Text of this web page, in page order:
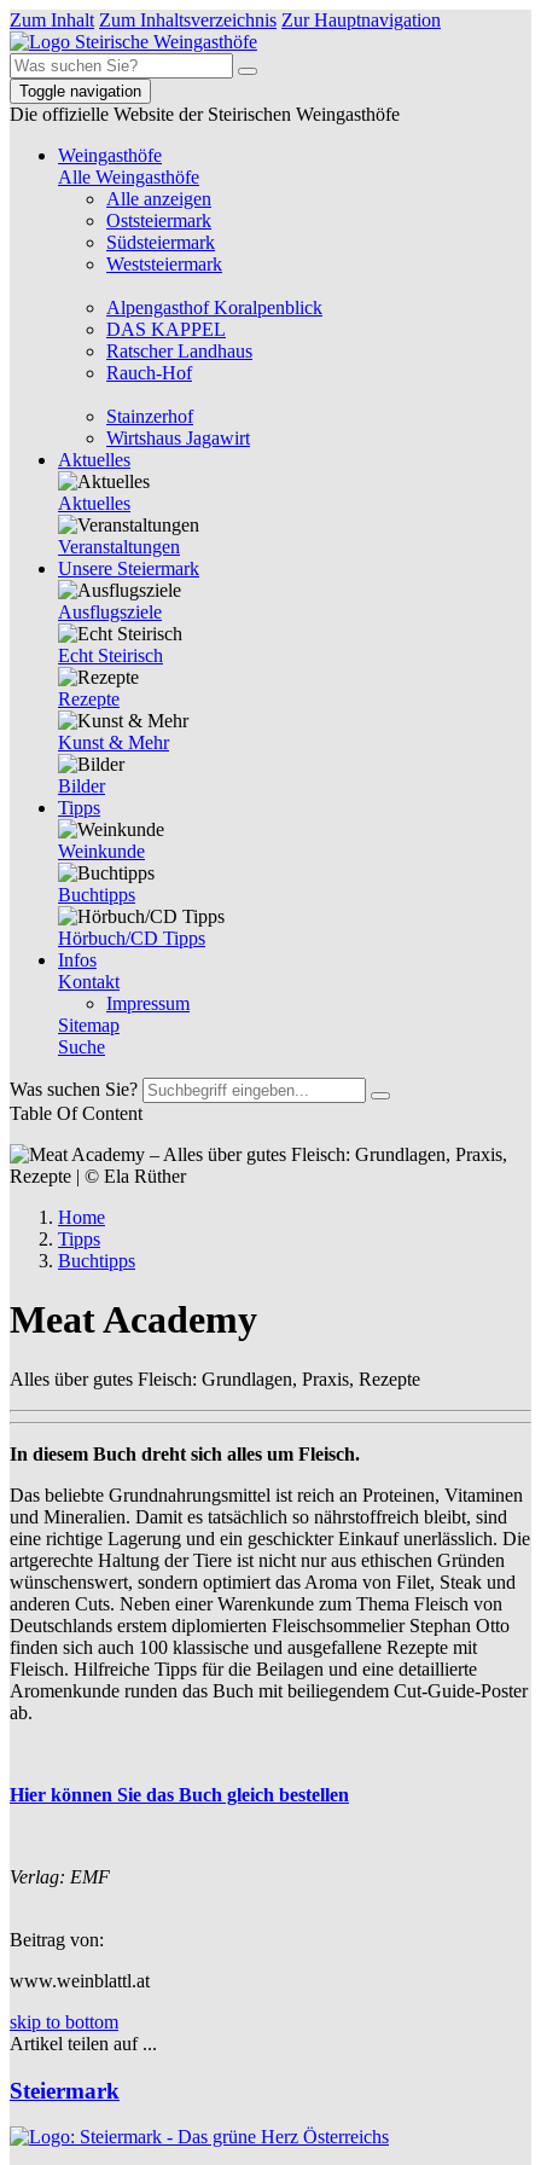
Zum Inhalt Zum Inhaltsverzeichnis Zur Hauptnavigation
Toggle navigation
Die offizielle Website der Steirischen Weingasthöfe
Weingasthöfe
Alle Weingasthöfe
Alle anzeigen
Oststeiermark
Südsteiermark
Weststeiermark
Alpengasthof Koralpenblick
DAS KAPPEL
Ratscher Landhaus
Rauch-Hof
Stainzerhof
Wirtshaus Jagawirt
Aktuelles
Aktuelles
Veranstaltungen
Unsere Steiermark
Ausflugsziele
Echt Steirisch
Rezepte
Kunst & Mehr
Bilder
Tipps
Weinkunde
Buchtipps
Hörbuch/CD Tipps
Infos
Kontakt
Impressum
Sitemap
Suche
Was suchen Sie?
Table Of Content
Home
Tipps
Buchtipps
Meat Academy
Alles über gutes Fleisch: Grundlagen, Praxis, Rezepte
In diesem Buch dreht sich alles um Fleisch.
Das beliebte Grundnahrungsmittel ist reich an Proteinen, Vitaminen
und Mineralien. Damit es tatsächlich so nährstoffreich bleibt, sind
eine richtige Lagerung und ein geschickter Einkauf unerlässlich. Die
artgerechte Haltung der Tiere ist nicht nur aus ethischen Gründen
wünschenswert, sondern optimiert das Aroma von Filet, Steak und
anderen Cuts. Neben einer Warenkunde zum Thema Fleisch von
Deutschlands erstem diplomierten Fleischsommelier Stephan Otto
finden sich auch 100 klassische und ausgefallene Rezepte mit
Fleisch. Hilfreiche Tipps für die Beilagen und eine detaillierte
Aromenkunde runden das Buch mit beiliegendem Cut-Guide-Poster
ab.
Hier können Sie das Buch gleich bestellen
Verlag: EMF
Beitrag von:
www.weinblattl.at
skip to bottom
Artikel teilen auf ...
Steiermark